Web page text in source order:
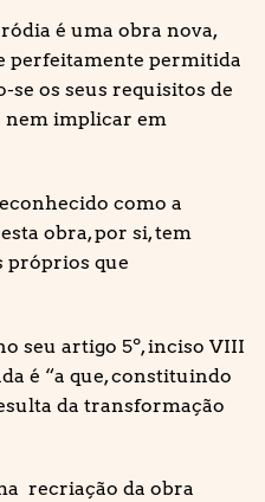
é uma obra nova,
perfeitamente permitida
se os seus requisitos de
nem implicar em
como a
obra, por si, tem
próprios que
seu artigo 5º, inciso VIII
é “a que, constituindo
da transformação
recriação da obra